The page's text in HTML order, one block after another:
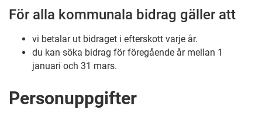
För alla kommunala bidrag gäller att
vi betalar ut bidraget i efterskott varje år.
du kan söka bidrag för föregående år mellan 1
januari och 31 mars.
Personuppgifter